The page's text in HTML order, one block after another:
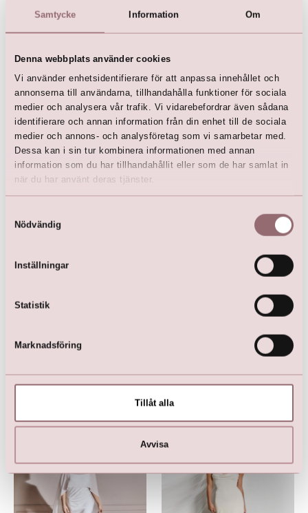
Samtycke Information Om
Denna webbplats använder cookies
Vi använder enhetsidentifierare för att anpassa innehållet och
annonserna till användarna, tillhandahålla funktioner för sociala
medier och analysera vår trafik. Vi vidarebefordrar även sådana
identifierare och annan information från din enhet till de sociala
medier och annons- och analysföretag som vi samarbetar med.
Dessa kan i sin tur kombinera informationen med annan
information som du har tillhandahållit eller som de har samlat in
när du har använt deras tjänster.
Nödvändig
Inställningar
Statistik
Marknadsföring
Tillåt alla
Avvisa
pure white by LILLY
Bridalgown
kr 15 999,00
Stilren brudklänning med
slits och dolda fickor
kr 13 599,00
Här är favoriterna